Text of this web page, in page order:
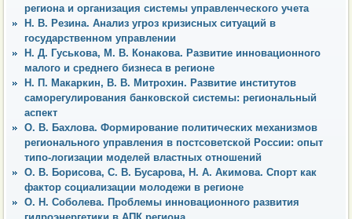
региона и организация системы управленческого учета
Н. В. Резина. Анализ угроз кризисных ситуаций в
государственном управлении
Н. Д. Гуськова, М. В. Конакова. Развитие инновационного
малого и среднего бизнеса в регионе
Н. П. Макаркин, В. В. Митрохин. Развитие институтов
саморегулирования банковской системы: региональный
аспект
О. В. Бахлова. Формирование политических механизмов
регионального управления в постсоветской России: опыт
типо-логизации моделей властных отношений
О. В. Борисова, С. В. Бусарова, Н. А. Акимова. Спорт как
фактор социализации молодежи в регионе
О. Н. Соболева. Проблемы инновационного развития
гидроэнергетики в АПК региона